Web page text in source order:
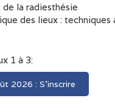
la radiesthésie
des lieux : techniques
1 à 3:
2026 : S'inscrire